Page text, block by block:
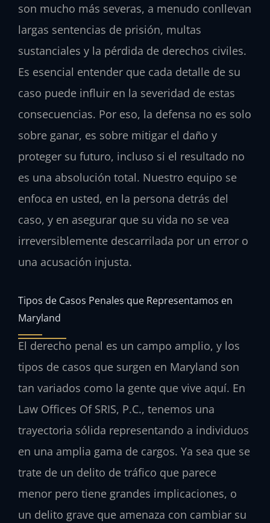
son mucho más severas, a menudo conllevan
largas sentencias de prisión, multas
sustanciales y la pérdida de derechos civiles.
Es esencial entender que cada detalle de su
caso puede influir en la severidad de estas
consecuencias. Por eso, la defensa no es solo
sobre ganar, es sobre mitigar el daño y
proteger su futuro, incluso si el resultado no
es una absolución total. Nuestro equipo se
enfoca en usted, en la persona detrás del
caso, y en asegurar que su vida no se vea
irreversiblemente descarrilada por un error o
una acusación injusta.
Tipos de Casos Penales que Representamos en
Maryland
El derecho penal es un campo amplio, y los
tipos de casos que surgen en Maryland son
tan variados como la gente que vive aquí. En
Law Offices Of SRIS, P.C., tenemos una
trayectoria sólida representando a individuos
en una amplia gama de cargos. Ya sea que se
trate de un delito de tráfico que parece
menor pero tiene grandes implicaciones, o
un delito grave que amenaza con cambiar su